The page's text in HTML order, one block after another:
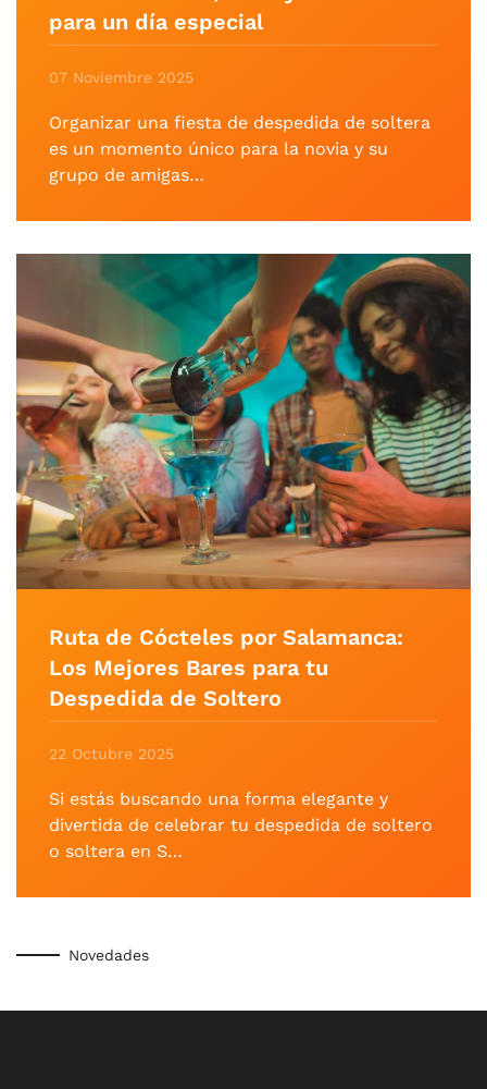
para un día especial
07 Noviembre 2025
Organizar una fiesta de despedida de soltera
es un momento único para la novia y su
grupo de amigas…
Ruta de Cócteles por Salamanca:
Los Mejores Bares para tu
Despedida de Soltero
22 Octubre 2025
Si estás buscando una forma elegante y
divertida de celebrar tu despedida de soltero
o soltera en S…
Novedades